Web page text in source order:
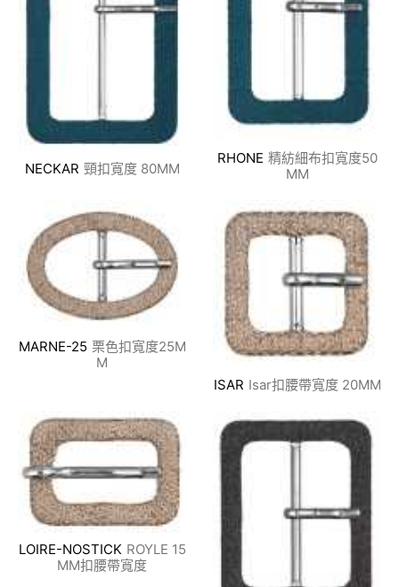
NECKAR 頸扣寬度 80MM
RHONE 精紡細布扣寬度50
MM
MARNE-25 栗色扣寬度25M
M
ISAR Isar扣腰帶寬度 20MM
LOIRE-NOSTICK ROYLE 15
MM扣腰帶寬度